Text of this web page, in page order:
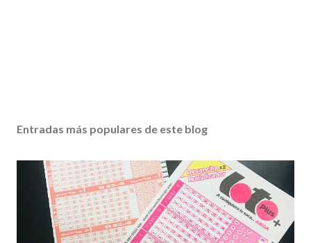
Entradas más populares de este blog